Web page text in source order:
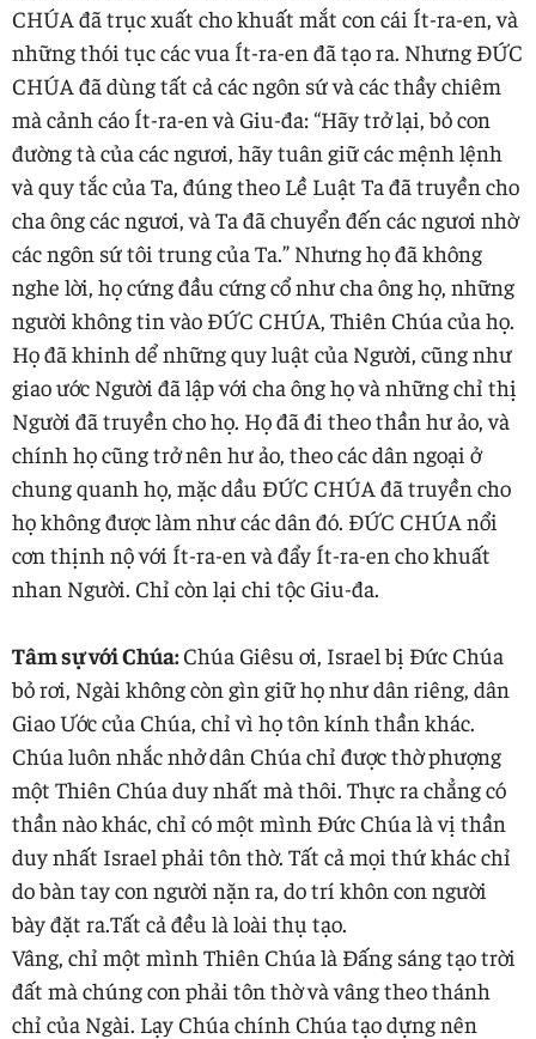
CHÚA đã trục xuất cho khuất mắt con cái Ít-ra-en, và
những thói tục các vua Ít-ra-en đã tạo ra. Nhưng ĐỨC
CHÚA đã dùng tất cả các ngôn sứ và các thầy chiêm
mà cảnh cáo Ít-ra-en và Giu-đa: “Hãy trở lại, bỏ con
đường tà của các ngươi, hãy tuân giữ các mệnh lệnh
và quy tắc của Ta, đúng theo Lề Luật Ta đã truyền cho
cha ông các ngươi, và Ta đã chuyển đến các ngươi nhờ
các ngôn sứ tôi trung của Ta.” Nhưng họ đã không
nghe lời, họ cứng đầu cứng cổ như cha ông họ, những
người không tin vào ĐỨC CHÚA, Thiên Chúa của họ.
Họ đã khinh dể những quy luật của Người, cũng như
giao ước Người đã lập với cha ông họ và những chỉ thị
Người đã truyền cho họ. Họ đã đi theo thần hư ảo, và
chính họ cũng trở nên hư ảo, theo các dân ngoại ở
chung quanh họ, mặc dầu ĐỨC CHÚA đã truyền cho
họ không được làm như các dân đó. ĐỨC CHÚA nổi
cơn thịnh nộ với Ít-ra-en và đẩy Ít-ra-en cho khuất
nhan Người. Chỉ còn lại chi tộc Giu-đa.
Tâm sự với Chúa:Chúa Giêsu ơi, Israel bị Đức Chúa
bỏ rơi, Ngài không còn gìn giữ họ như dân riêng, dân
Giao Ước của Chúa, chỉ vì họ tôn kính thần khác.
Chúa luôn nhắc nhở dân Chúa chỉ được thờ phượng
một Thiên Chúa duy nhất mà thôi. Thực ra chẳng có
thần nào khác, chỉ có một mình Đức Chúa là vị thần
duy nhất Israel phải tôn thờ. Tất cả mọi thứ khác chỉ
do bàn tay con người nặn ra, do trí khôn con người
bày đặt ra.Tất cả đều là loài thụ tạo.
Vâng, chỉ một mình Thiên Chúa là Đấng sáng tạo trời
đất mà chúng con phải tôn thờ và vâng theo thánh
chỉ của Ngài. Lạy Chúa chính Chúa tạo dựng nên